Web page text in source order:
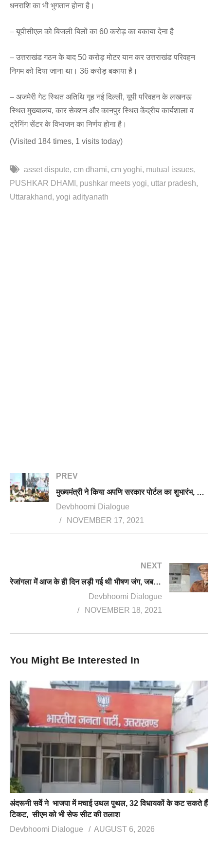
धनराशि का भी भुगतान होना है।
– यूपीसीएल को बिजली बिलों का 60 करोड़ का बकाया देना है
– उत्तराखंड गठन के बाद 50 करोड़ मोटर यान कर उत्तराखंड परिवहन
निगम को दिया जाना था। 36 करोड़ बकाया है।
– अजमेरी गेट स्थित अतिथि गृह नई दिल्ली, यूपी परिवहन के लखनऊ
स्थित मुख्यालय, कार सेक्शन और कानपुर स्थित केंद्रीय कार्यशाला व
ट्रेनिंग सेंटर के विभाजन का निर्णय होना है।
(Visited 184 times, 1 visits today)
asset dispute cm dhami cm yoghi mutual issues
PUSHKAR DHAMI
pushkar meets yogi uttar pradesh
Uttarakhand yogi adityanath
PREV
मुख्यमंत्री ने किया अपणि सरकार पोर्टल का शुभारंभ, अब एक क्लिक से 75 सेवाएं ऑनलाइन
Devbhoomi Dialogue
NOVEMBER 17, 2021
NEXT
रेजांगला में आज के ही दिन लड़ी गई थी भीषण जंग, जब 120 भारतीय सैनिकों ने चीन को सिखाया था सबक, मेजर शैतान सिंह ने दिखाया अद्भुत शौर्य
Devbhoomi Dialogue
NOVEMBER 18, 2021
You Might Be Interested In
अंदरूनी सर्वे ने भाजपा में मचाई उथल पुथल, 32 विधायकों के कट सकते हैं
टिकट, सीएम को भी सेफ सीट की तलाश
Devbhoomi Dialogue
AUGUST 6, 2026